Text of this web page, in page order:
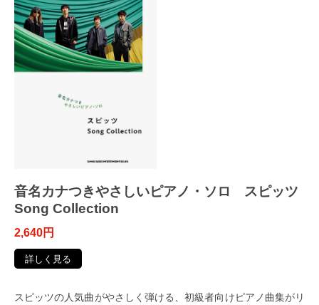
音名カナつきやさしいピアノ・ソロ スピッツ
Song Collection
2,640円
詳しく見る
スピッツの人気曲がやさしく弾ける、初級者向けピアノ曲集がリ